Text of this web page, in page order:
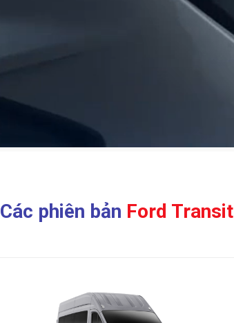
Các phiên bản Ford Transit